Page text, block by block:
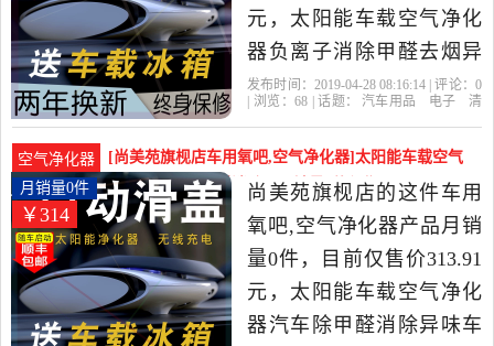
元，太阳能车载空气净化
器负离子消除甲醛去烟异
味除臭味汽车内用氧吧是
汽车用品,电子,清洗,改装当
中性价比很高的车用氧吧,
空气净化器，由浙江 温州
发货。
发布时间：2019-04-28 08:16:14 | 评论： 0
| 浏览：68 | 话题： 汽车用品 电子
清
空气净化器
[尚美苑旗枧店车用氧吧,空气净化器]太阳能车载空气
净化器汽车除甲醛消除异月销量0件仅售313.91元
￥314
月销量0件
尚美苑旗枧店的这件车用
氧吧,空气净化器产品月销
量0件，目前仅售价313.91
元，太阳能车载空气净化
器汽车除甲醛消除异味车